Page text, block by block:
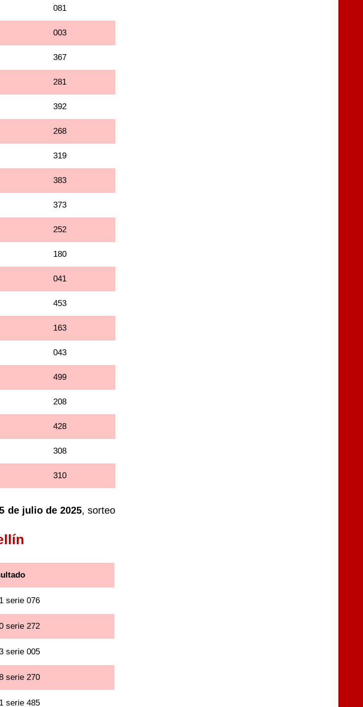
081
003
367
281
392
268
319
383
373
252
180
041
453
163
043
499
208
428
308
310
de julio de 2025, sorteo
serie 076
serie 272
serie 005
serie 270
serie 485